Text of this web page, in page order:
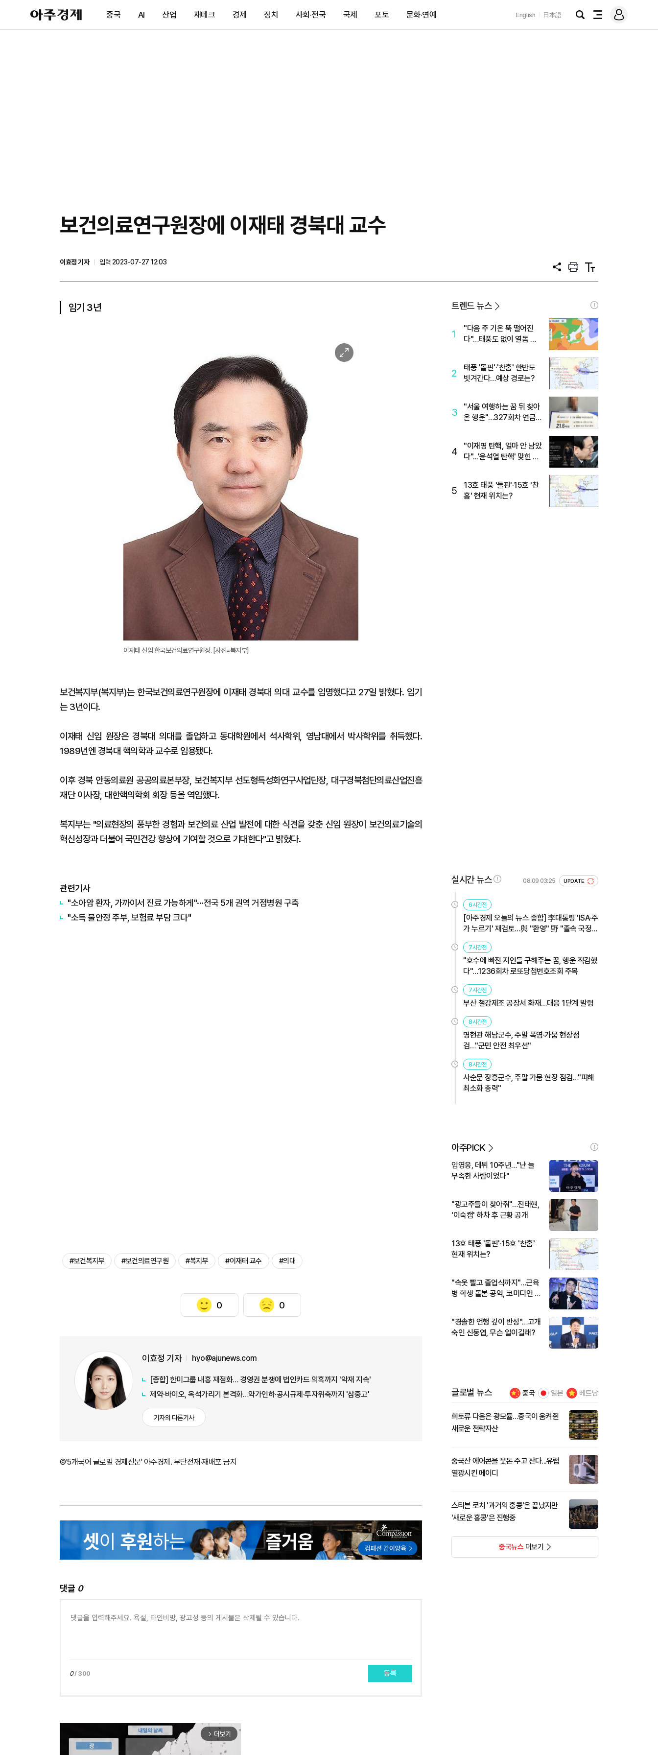
아
주
제
중국 AI 산업 재테크 경제 정치 사회·전국 국제 포토 문화·연예 English 日本語
검
전
메
그
​보건의료연구원장에 이재태 경북대 교수
이효정 기자
입력 2023-07-27 12:03
공
프
트
텍
트
임기 3년
이
미
이재태 신임 한국보건의료연구원장. [사진=복지부]
보건복지부(복지부)는 한국보건의료연구원장에 이재태 경북대 의대 교수를 임명했다고 27일 밝혔다. 임기
는 3년이다.
이재태 신임 원장은 경북대 의대를 졸업하고 동대학원에서 석사학위, 영남대에서 박사학위를 취득했다.
1989년엔 경북대 핵의학과 교수로 임용됐다.
이후 경북 안동의료원 공공의료본부장, 보건복지부 선도형특성화연구사업단장, 대구경북첨단의료산업진흥
재단 이사장, 대한핵의학회 회장 등을 역임했다.
복지부는 "의료현장의 풍부한 경험과 보건의료 산업 발전에 대한 식견을 갖춘 신임 원장이 보건의료기술의
혁신성장과 더불어 국민건강 향상에 기여할 것으로 기대한다"고 밝혔다.
관련기사
"소아암 환자, 가까이서 진료 가능하게"···전국 5개 권역 거점병원 구축
​"소득 불안정 주부, 보험료 부담 크다"
#보건복지부 #보건의료연구원 #복지부 #이재태 교수 #의대
0 0
이효정 기자 hyo@ajunews.com
[종합] 한미그룹 내홍 재점화… 경영권 분쟁에 법인카드 의혹까지 '악재 지속'
제약·바이오, 옥석가리기 본격화…약가인하·공시규제·투자위축까지 '삼중고'
기자의 다른기사
©'5개국어 글로벌 경제신문' 아주경제. 무단전재·재배포 금지
댓글 0
0/ 300 등록
arrow_forward_ios 더보기
트렌드 뉴스
1
"다음 주 기온 뚝 떨어진
다"…태풍도 없이 열돔 박
2
태풍 '돌핀'·'찬홈' 한반도
빗겨간다…예상 경로는?
3
"서울 여행하는 꿈 뒤 찾아
온 행운"…327회차 연금
4
"이재명 탄핵, 얼마 안 남았
다"...'윤석열 탄핵' 맞힌 무
5
13호 태풍 '돌핀'·15호 '찬
홈' 현재 위치는?
실시간 뉴스 08.09 03:25 UPDATE
6시간전
[아주경제 오늘의 뉴스 종합] 李대통령 'ISA·주
가 누르기' 재검토…與 "환영" 野 "졸속 국정"
外
7시간전
"호수에 빠진 지인들 구해주는 꿈, 행운 직감했
다"…1236회차 로또당첨번호조회 주목
7시간전
부산 철강제조 공장서 화재…대응 1단계 발령
8시간전
명현관 해남군수, 주말 폭염·가뭄 현장점
검…"군민 안전 최우선"
8시간전
사순문 장흥군수, 주말 가뭄 현장 점검…"피해
최소화 총력"
아주PICK
임영웅, 데뷔 10주년…"난 늘
부족한 사람이었다"
"광고주들이 찾아줘"…진태현,
'이숙캠' 하차 후 근황 공개
13호 태풍 '돌핀'·15호 '찬홈'
현재 위치는?
"속옷 빨고 졸업식까지"…근육
병 학생 돌본 공익, 코미디언 김
"경솔한 언행 깊이 반성"…고개
숙인 신동엽, 무슨 일이길래?
글로벌 뉴스 중국 일본 베트남
희토류 다음은 광모듈…중국이 움켜쥔
새로운 전략자산
중국산 에어콘을 웃돈 주고 산다...유럽
열광시킨 메이디
스티븐 로치 '과거의 홍콩'은 끝났지만
'새로운 홍콩'은 진행중
중국뉴스더보기